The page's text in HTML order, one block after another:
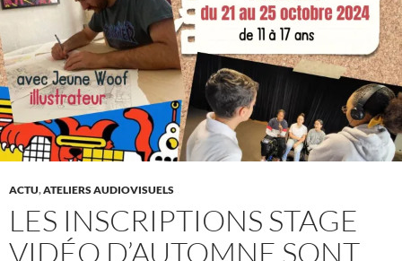
ACTU,ATELIERS AUDIOVISUELS
LES INSCRIPTIONS STAGE
VIDÉO D’AUTOMNE SONT